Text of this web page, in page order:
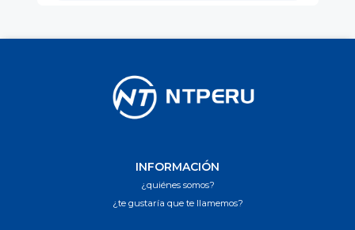
INFORMACIÓN
¿quiénes somos?
¿te gustaría que te llamemos?